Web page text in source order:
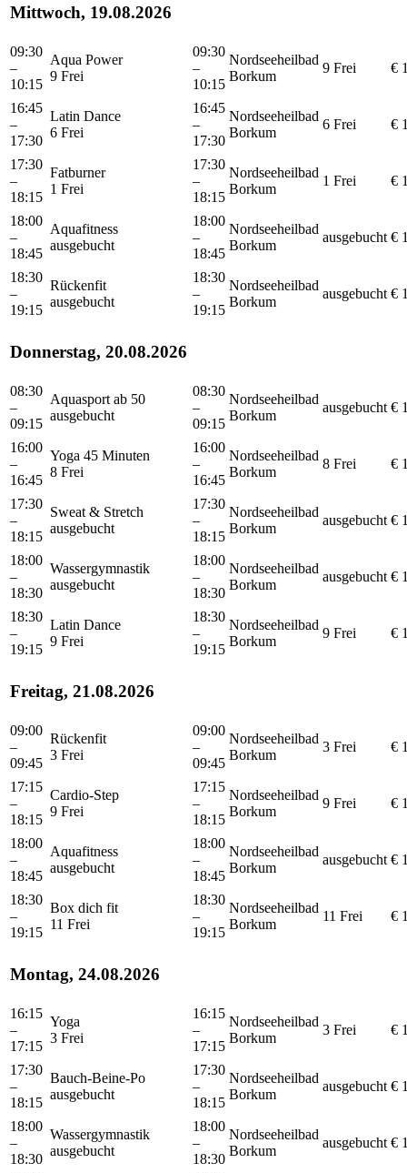
Mittwoch, 19.08.2026
09:30
–
10:15
Aqua Power
9 Frei
09:30
–
10:15
Nordseeheilbad
Borkum
9 Frei €
16:45
–
17:30
Latin Dance
6 Frei
16:45
–
17:30
Nordseeheilbad
Borkum
6 Frei €
17:30
–
18:15
Fatburner
1 Frei
17:30
–
18:15
Nordseeheilbad
Borkum
1 Frei €
18:00
–
18:45
Aquafitness
ausgebucht
18:00
–
18:45
Nordseeheilbad
Borkum
ausgebucht €
18:30
–
19:15
Rückenfit
ausgebucht
18:30
–
19:15
Nordseeheilbad
Borkum
ausgebucht €
Donnerstag, 20.08.2026
08:30
–
09:15
Aquasport ab 50
ausgebucht
08:30
–
09:15
Nordseeheilbad
Borkum
ausgebucht €
16:00
–
16:45
Yoga 45 Minuten
8 Frei
16:00
–
16:45
Nordseeheilbad
Borkum
8 Frei €
17:30
–
18:15
Sweat & Stretch
ausgebucht
17:30
–
18:15
Nordseeheilbad
Borkum
ausgebucht €
18:00
–
18:30
Wassergymnastik
ausgebucht
18:00
–
18:30
Nordseeheilbad
Borkum
ausgebucht €
18:30
–
19:15
Latin Dance
9 Frei
18:30
–
19:15
Nordseeheilbad
Borkum
9 Frei €
Freitag, 21.08.2026
09:00
–
09:45
Rückenfit
3 Frei
09:00
–
09:45
Nordseeheilbad
Borkum
3 Frei €
17:15
–
18:15
Cardio-Step
9 Frei
17:15
–
18:15
Nordseeheilbad
Borkum
9 Frei €
18:00
–
18:45
Aquafitness
ausgebucht
18:00
–
18:45
Nordseeheilbad
Borkum
ausgebucht €
18:30
–
19:15
Box dich fit
11 Frei
18:30
–
19:15
Nordseeheilbad
Borkum
11 Frei €
Montag, 24.08.2026
16:15
–
17:15
Yoga
3 Frei
16:15
–
17:15
Nordseeheilbad
Borkum
3 Frei €
17:30
–
18:15
Bauch-Beine-Po
ausgebucht
17:30
–
18:15
Nordseeheilbad
Borkum
ausgebucht €
18:00
–
18:30
Wassergymnastik
ausgebucht
18:00
–
18:30
Nordseeheilbad
Borkum
ausgebucht €